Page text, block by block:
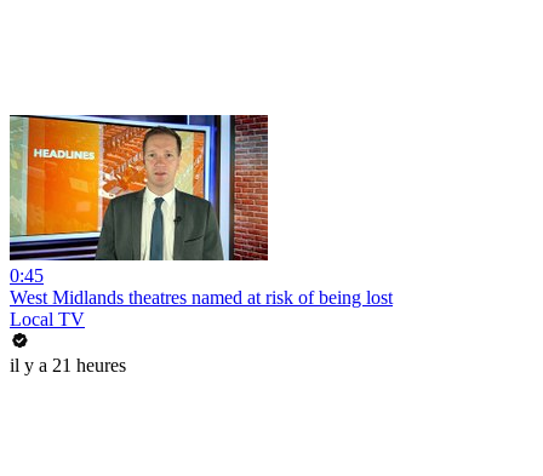
0:45
West Midlands theatres named at risk of being lost
Local TV
il y a 21 heures